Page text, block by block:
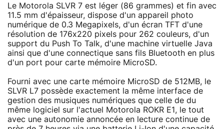
Le Motorola SLVR 7 est léger (86 grammes) et fin avec
11.5 mm d'épaisseur, dispose d'un appareil photo
numérique de 0.3 Megapixels, d'un écran TFT d'une
résolution de 176x220 pixels pour 262 couleurs, d'un
support du Push To Talk, d'une machine virtuelle Java
ainsi que d'une connectique sans fils Bluetooth en plus
d'un port pour carte mémoire MicroSD.
Fourni avec une carte mémoire MicroSD de 512MB, le
SLVR L7 possède exactement la même interface de
gestion des musiques numériques que celle de du
même logiciel sur l'actuel Motorola ROKR E1, le tout
avec une autonomie annoncée en lecture continue de